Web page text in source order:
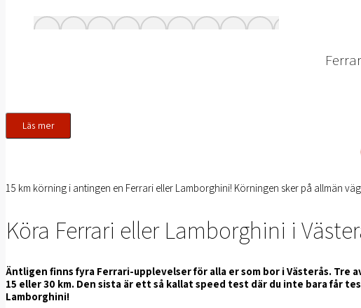
Läs mer
15 km körning i antingen en Ferrari eller Lamborghini! Körningen sker på allmän
Köra Ferrari eller Lamborghini i
Äntligen finns fyra Ferrari-upplevelser för alla er som bor i Västerås. Tre
15 eller 30 km. Den sista är ett så kallat speed test där du inte bara får
Lamborghini!